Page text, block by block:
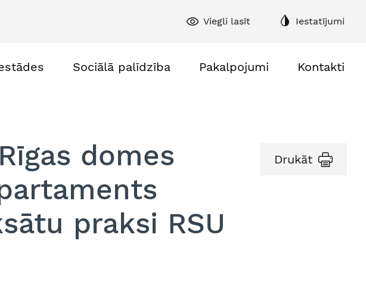
Viegli lasīt Iestatījumi
Sociālā palīdzība Pakalpojumi Kontakti
domes
praksi RSU
Drukāt